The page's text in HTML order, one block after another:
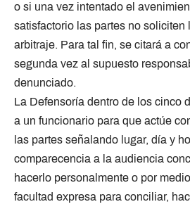
o si una vez intentado el
satisfactorio las partes no soliciten
arbitraje. Para tal fin, se citará a
segunda vez al supuesto
denunciado.
La Defensoría dentro de los cinco
a un funcionario para que actúe
las partes señalando lugar, día y
comparecencia a la audiencia
hacerlo personalmente o por
facultad expresa para conciliar,